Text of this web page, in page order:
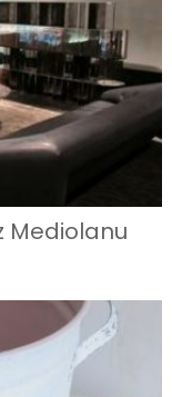
Mediolanu